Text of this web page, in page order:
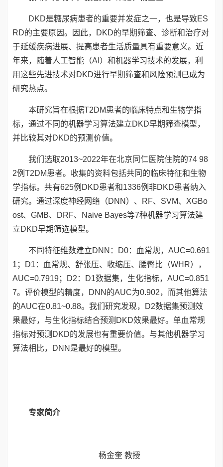
DKD是糖尿病患者的重要并发症之一，也是导致ES
RD的主要原因。因此，DKD的早期筛查、诊断和治疗对
于延缓疾病进展、提高患者生活质量具有重要意义。近
年来，随着人工智能（AI）和机器学习技术的发展，利
用这些先进技术对DKD进行早期筛查和风险预测已成为
研究热点。
本研究旨在根据T2DM患者的临床特点和生物学指
标，通过不同的机器学习算法建立DKD早期筛查模型，
并比较其对DKD的预测价值。
我们选取2013~2022年在北京同仁医院住院的74 98
2例T2DM患者。收集的资料包括共同的临床特征和生物
学指标。共有625例DKD患者和1336例非DKD患者纳入
研究。通过深度神经网络（DNN）、RF、SVM、XGBo
ost、GMB、DRF、Naive Bayes等7种机器学习算法建
立DKD早期筛选模型。
不同特征维数建立DNN：D0：血常规，AUC=0.691
1；D1：血常规、舒张压、收缩压、腰臀比（WHR），
AUC=0.7919；D2：D1数据集，生化指标，AUC=0.851
7。评价模型的精度，DNN的AUC为0.902，而其他算法
的AUC在0.81~0.88。我们研究发现，D2数据集预测效
果最好，与生化指标结合预测DKD效果最好。单血常规
指标对预测DKD的发展也有重要价值。与其他机器学习
算法相比，DNN是最好的模型。
专家简介
杨金奎 教授